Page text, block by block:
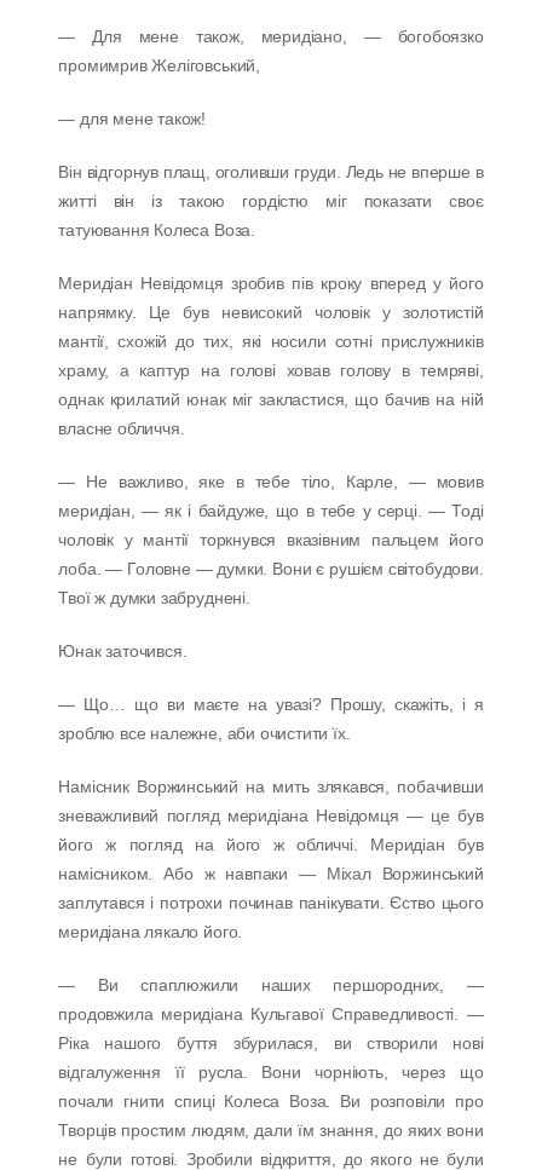
— Для мене також, меридіано, — богобоязко
промимрив Желіговський,
— для мене також!
Він відгорнув плащ, оголивши груди. Ледь не вперше в
житті він із такою гордістю міг показати своє
татуювання Колеса Воза.
Меридіан Невідомця зробив пів кроку вперед у його
напрямку. Це був невисокий чоловік у золотистій
мантії, схожій до тих, які носили сотні прислужників
храму, а каптур на голові ховав голову в темряві,
однак крилатий юнак міг закластися, що бачив на ній
власне обличчя.
— Не важливо, яке в тебе тіло, Карле, — мовив
меридіан, — як і байдуже, що в тебе у серці. — Тоді
чоловік у мантії торкнувся вказівним пальцем його
лоба. — Головне — думки. Вони є рушієм світобудови.
Твої ж думки забруднені.
Юнак заточився.
— Що… що ви маєте на увазі? Прошу, скажіть, і я
зроблю все належне, аби очистити їх.
Намісник Воржинський на мить злякався, побачивши
зневажливий погляд меридіана Невідомця — це був
його ж погляд на його ж обличчі. Меридіан був
намісником. Або ж навпаки — Міхал Воржинський
заплутався і потрохи починав панікувати. Єство цього
меридіана лякало його.
— Ви спаплюжили наших першородних, —
продовжила меридіана Кульгавої Справедливості. —
Ріка нашого буття збурилася, ви створили нові
відгалуження її русла. Вони чорніють, через що
почали гнити спиці Колеса Воза. Ви розповіли про
Творців простим людям, дали їм знання, до яких вони
не були готові. Зробили відкриття, до якого не були